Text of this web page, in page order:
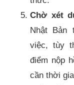
Chờ xét
Nhật Bản
việc, tùy
điểm nộp
cần thời